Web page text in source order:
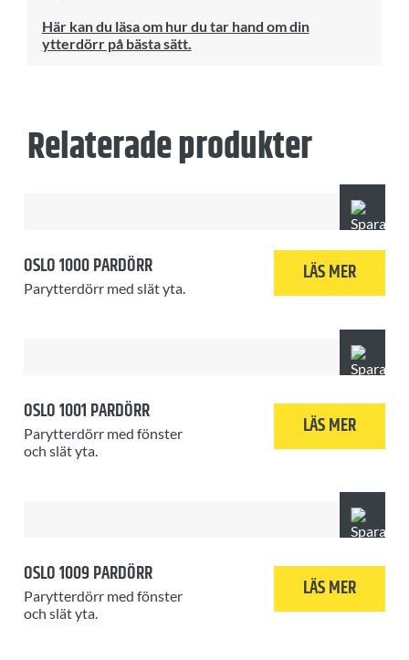
Här kan du läsa om hur du tar hand om din
ytterdörr på bästa sätt.
Relaterade produkter
OSLO 1000 PARDÖRR
Parytterdörr med slät yta.
LÄS MER
OSLO 1001 PARDÖRR
Parytterdörr med fönster
och slät yta.
LÄS MER
OSLO 1009 PARDÖRR
Parytterdörr med fönster
och slät yta.
LÄS MER